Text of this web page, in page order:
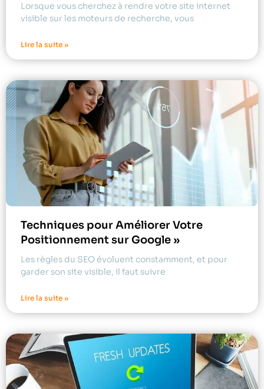
Lorsque vous cherchez à rendre votre site internet
visible sur les moteurs de recherche, vous
Lire la suite »
Techniques pour Améliorer Votre
Positionnement sur Google »
Les règles du SEO évoluent constamment, et pour
garder son site visible, il faut suivre
Lire la suite »